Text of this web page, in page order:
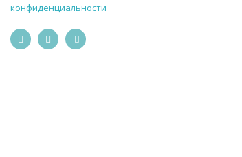
конфиденциальности